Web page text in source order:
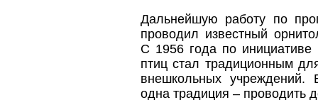
Дальнейшую работу по
проводил известный
С 1956 года по ини­циативе
птиц стал традиционным
внешкольных
одна традиция – проводить